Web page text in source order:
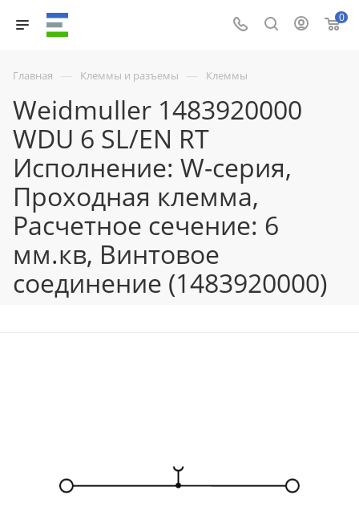
0
Главная — Клеммы и разъемы — Клеммы
Weidmuller 1483920000
WDU 6 SL/EN RT
Исполнение: W-серия,
Проходная клемма,
Расчетное сечение: 6
мм.кв, Винтовое
соединение (1483920000)